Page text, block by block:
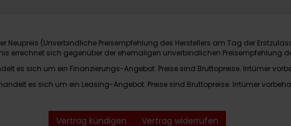
Neupreis (Unverbindliche Preisempfehlung des Herstellers am Tag der
errechnet sich gegenüber der ehemaligen unverbindlichen Preisempfehlung
es sich um ein Finanzierungs-Angebot. Preise sind Bruttopreise. Irrtümer
es sich um ein Leasing-Angebot. Preise sind Bruttopreise. Irrtümer
Vertrag kündigen Vertrag widerrufen